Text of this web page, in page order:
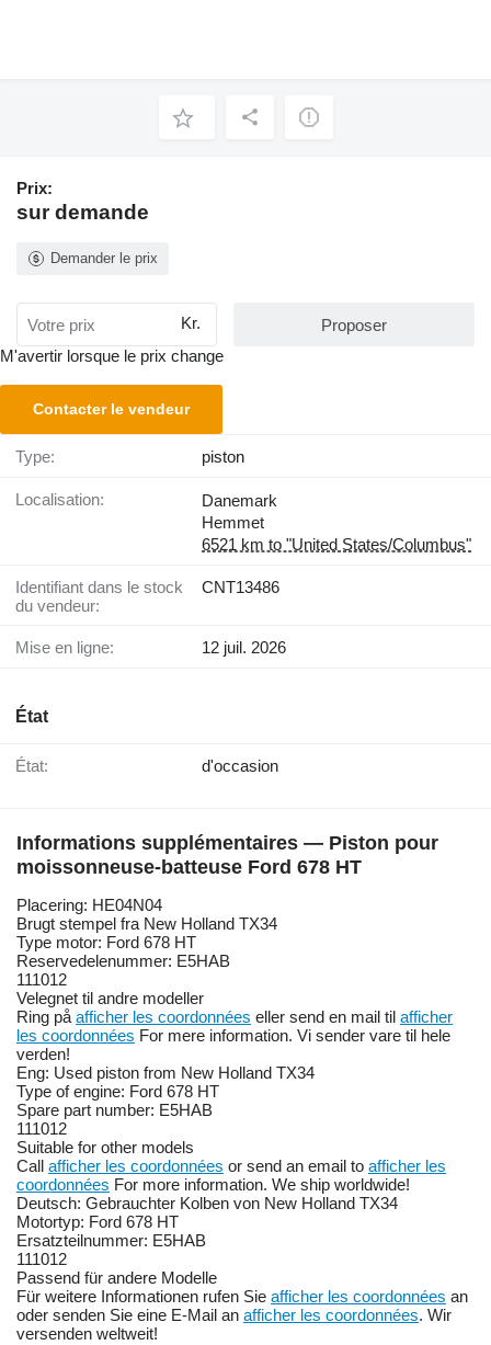
Prix:
sur demande
Demander le prix
Kr.
Proposer
M'avertir lorsque le prix change
Contacter le vendeur
Type: piston
Localisation:
Danemark
Hemmet
6521 km to "United States/Columbus"
Identifiant dans le stock
du vendeur:
CNT13486
Mise en ligne: 12 juil. 2026
État
État: d'occasion
Informations supplémentaires — Piston pour
moissonneuse-batteuse Ford 678 HT
Placering: HE04N04
Brugt stempel fra New Holland TX34
Type motor: Ford 678 HT
Reservedelenummer: E5HAB
111012
Velegnet til andre modeller
Ring på afficher les coordonnées eller send en mail til afficher
les coordonnées For mere information. Vi sender vare til hele
verden!
Eng: Used piston from New Holland TX34
Type of engine: Ford 678 HT
Spare part number: E5HAB
111012
Suitable for other models
Call afficher les coordonnées or send an email to afficher les
coordonnées For more information. We ship worldwide!
Deutsch: Gebrauchter Kolben von New Holland TX34
Motortyp: Ford 678 HT
Ersatzteilnummer: E5HAB
111012
Passend für andere Modelle
Für weitere Informationen rufen Sie afficher les coordonnées an
oder senden Sie eine E-Mail an afficher les coordonnées. Wir
versenden weltweit!